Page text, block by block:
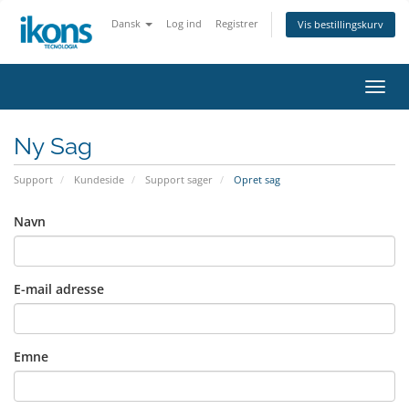
Dansk Log ind Registrer Vis bestillingskurv
Skift
Ny Sag
Support Kundeside Support sager Opret sag
Navn
E-mail adresse
Emne